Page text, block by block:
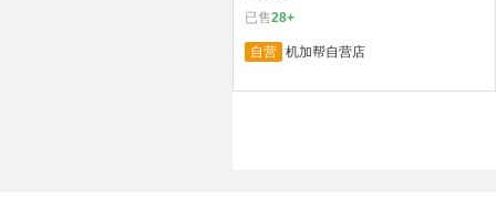
已售28+
自营 机加帮自营店